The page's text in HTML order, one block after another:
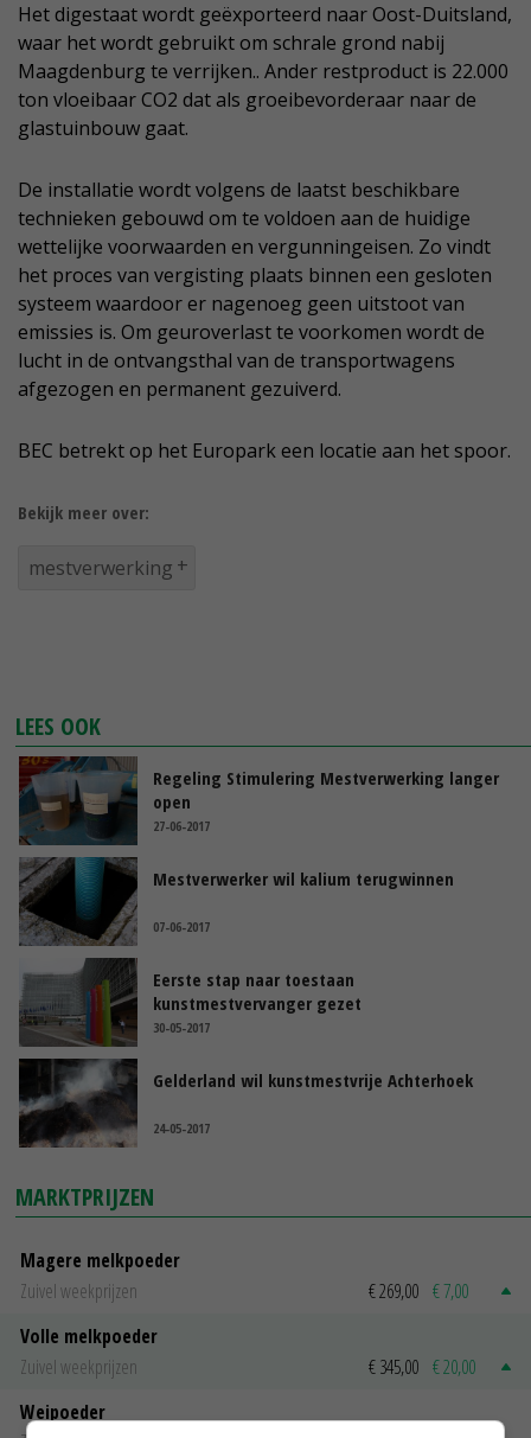
Het digestaat wordt geëxporteerd naar Oost-Duitsland,
waar het wordt gebruikt om schrale grond nabij
Maagdenburg te verrijken.. Ander restproduct is 22.000
ton vloeibaar CO2 dat als groeibevorderaar naar de
glastuinbouw gaat.
De installatie wordt volgens de laatst beschikbare
technieken gebouwd om te voldoen aan de huidige
wettelijke voorwaarden en vergunningeisen. Zo vindt
het proces van vergisting plaats binnen een gesloten
systeem waardoor er nagenoeg geen uitstoot van
emissies is. Om geuroverlast te voorkomen wordt de
lucht in de ontvangsthal van de transportwagens
afgezogen en permanent gezuiverd.
BEC betrekt op het Europark een locatie aan het spoor.
Bekijk meer over:
mestverwerking
LEES OOK
Regeling Stimulering Mestverwerking langer
open
27-06-2017
Mestverwerker wil kalium terugwinnen
07-06-2017
Eerste stap naar toestaan
kunstmestvervanger gezet
30-05-2017
Gelderland wil kunstmestvrije Achterhoek
24-05-2017
MARKTPRIJZEN
Magere melkpoeder
Zuivel weekprijzen
€ 269,00 € 7,00
Volle melkpoeder
Zuivel weekprijzen
€ 345,00 € 20,00
Weipoeder